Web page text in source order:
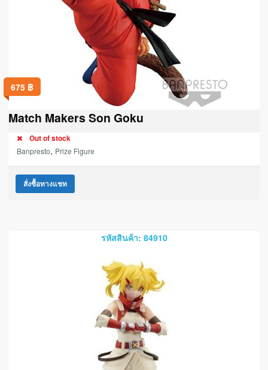
675 ฿
Match Makers Son Goku
Out of stock
Banpresto, Prize Figure
สั่งซื้อทางแชท
รหัสสินค้า: 84910